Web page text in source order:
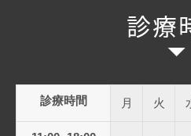
診療時間 月 火